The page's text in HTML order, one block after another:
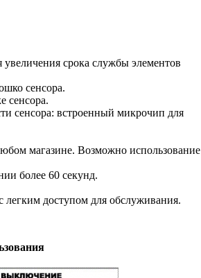
увеличения срока службы элементов
сенсора.
сенсора.
сенсора: встроенный микрочип для
магазине. Возможно использование
более 60 секунд.
доступом для обслуживания.